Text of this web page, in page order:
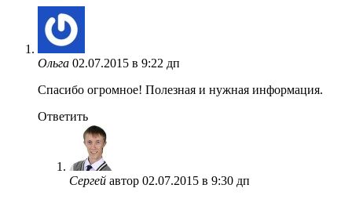
Ольга 02.07.2015 в 9:22 дп
Спасибо огромное! Полезная и нужная информация.
Ответить
Сергей автор 02.07.2015 в 9:30 дп